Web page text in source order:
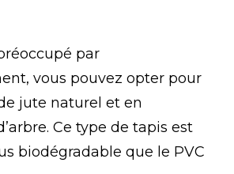
par
vous pouvez opter pour
jute naturel et en
Ce type de tapis est
biodégradable que le PVC